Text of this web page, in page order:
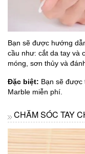
Bạn sẽ được hướng
cầu như: cắt da tay và
móng, sơn thủy và
Đặc biệt: Bạn sẽ được
Marble miễn phí.
CHĂM SÓC TAY